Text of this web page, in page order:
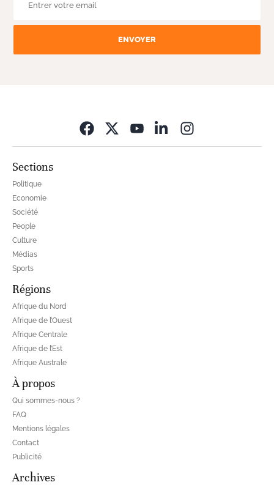
ENVOYER
Sections
Politique
Economie
Société
People
Culture
Médias
Sports
Régions
Afrique du Nord
Afrique de l’Ouest
Afrique Centrale
Afrique de l’Est
Afrique Australe
À propos
Qui sommes-nous ?
FAQ
Mentions légales
Contact
Publicité
Archives